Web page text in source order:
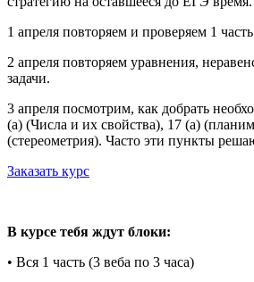
1 апреля повторяем и проверяем 1
2 апреля повторяем уравнения,
задачи.
3 апреля посмотрим, как добрать
(а) (Числа и их свойства), 17 (а)
(стереометрия). Часто эти пункты
Заказать курс
В курсе тебя ждут блоки:
• Вся 1 часть (3 веба по 3 часа)